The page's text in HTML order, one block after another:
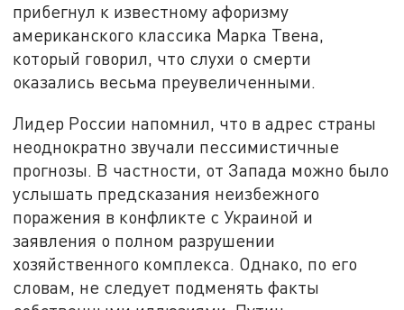
прибегнул к известному афоризму
американского классика Марка Твена,
который говорил, что слухи о смерти
оказались весьма преувеличенными.
Лидер России напомнил, что в адрес страны
неоднократно звучали пессимистичные
прогнозы. В частности, от Запада можно было
услышать предсказания неизбежного
поражения в конфликте с Украиной и
заявления о полном разрушении
хозяйственного комплекса. Однако, по его
словам, не следует подменять факты